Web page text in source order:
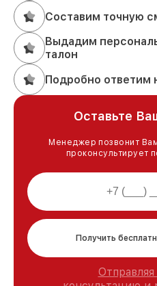
Составим точную
Выдадим
талон
Подробно ответим
Оставьте
Менеджер позвонит
проконсультирует
Получить
Отправляя